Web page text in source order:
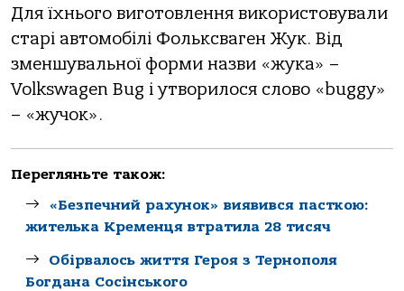
Для їхнього виготовлення використовували
старі автомобілі Фольксваген Жук. Від
зменшувальної форми назви «жука» –
Volkswagen Bug і утворилося слово «buggy»
– «жучок».
Перегляньте також:
«Безпечний рахунок» виявився пасткою:
жителька Кременця втратила 28 тисяч
Обірвалось життя Героя з Тернополя
Богдана Сосінського